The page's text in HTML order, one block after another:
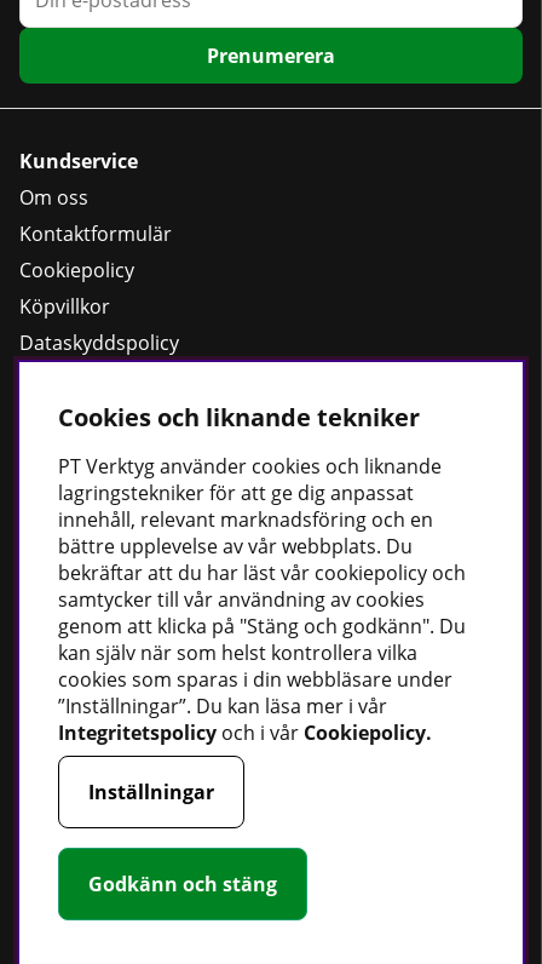
Prenumerera
Kundservice
Om oss
Kontaktformulär
Cookiepolicy
Köpvillkor
Dataskyddspolicy
Bästsäljare
Fordonsbelysning
Uppvärmning
Fettsprutor
Strömförsörjning
Handskar
Rotationslasrar
Håll dig uppdaterad
Nyheter
Guider
Facebook
Instagram
Cookies och liknande tekniker
PTVerktyg använder cookies och liknande
lagringstekniker för att ge dig anpassat
innehåll, relevant marknadsföring och en
bättre upplevelse av vår webbplats. Du
bekräftar att du har läst vår cookiepolicy och
samtycker till vår användning av cookies
genom att klicka på "Stäng och godkänn". Du
kan själv när som helst kontrollera vilka
cookies som sparas i din webbläsare under
”Inställningar”. Du kan läsa mer i vår
Integritetspolicy och i vår Cookiepolicy.
Inställningar
Godkänn och stäng